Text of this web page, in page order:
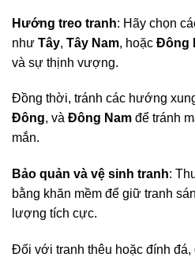
Hướng treo tranh: Hãy chọn
như Tây, Tây Nam, hoặc Đông
và sự thịnh vượng.
Đồng thời, tránh các hướng
Đông, và Đông Nam để tránh
mắn.
Bảo quản và vệ sinh tranh:
bằng khăn mềm để giữ tranh
lượng tích cực.
Đối với tranh thêu hoặc đính đá,